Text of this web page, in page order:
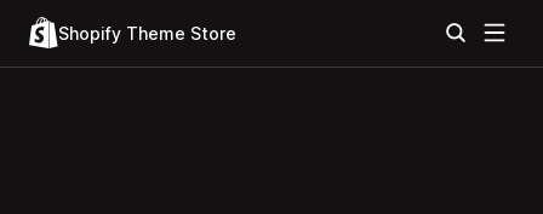
Shopify Theme Store